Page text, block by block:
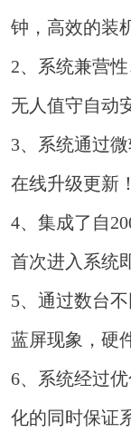
钟，高效的装
2、系统兼营
无人值守自动
3、系统通过
在线升级更新！
4、集成了自
首次进入系统
5、通过数台
蓝屏现象，硬
6、系统经过
化的同时保证